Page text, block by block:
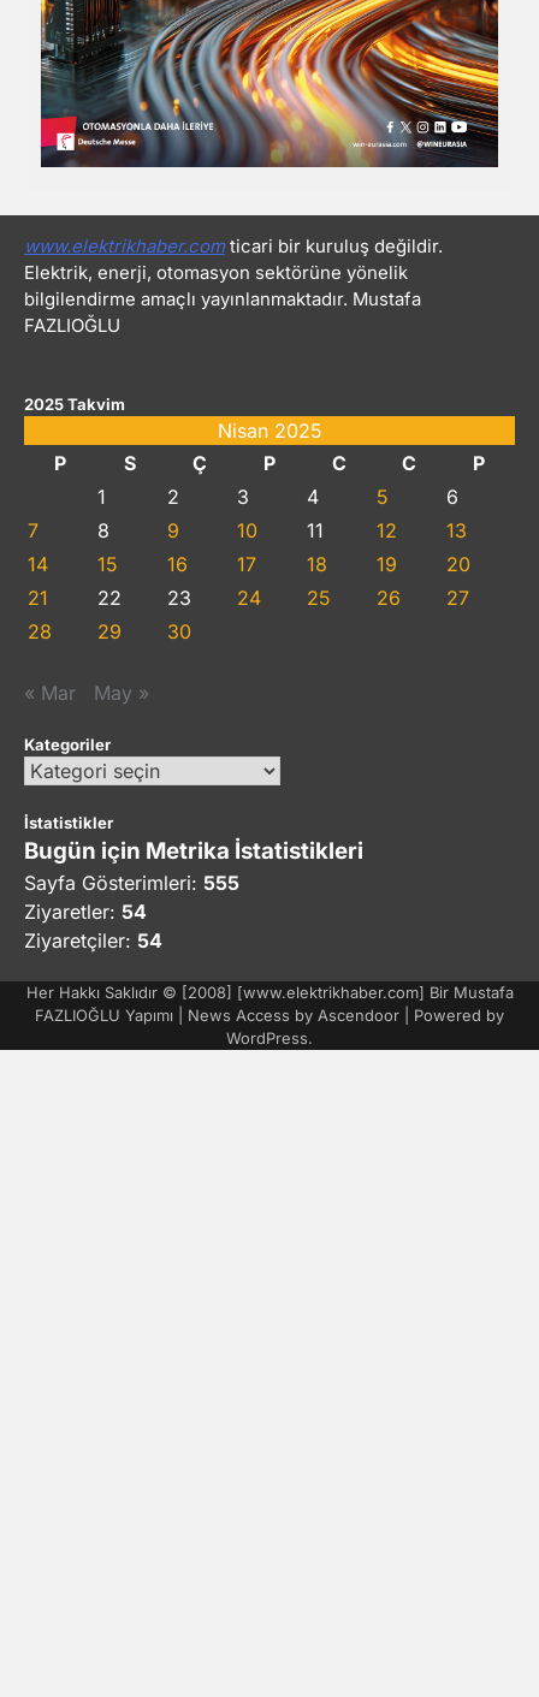
www.elektrikhaber.comticari bir kuruluş değildir.
Elektrik, enerji, otomasyon sektörüne yönelik
bilgilendirme amaçlı yayınlanmaktadır. Mustafa
FAZLIOĞLU
2025 Takvim
Nisan 2025
P
S Ç P C C
P
1
2 3 4 5
6
7
8 9 10 11 12
13
14
15 16 17 18 19
20
21
22 23 24 25 26
27
28
29 30
« Mar May »
Kategoriler
Kategoriler
İstatistikler
Bugün için Metrika İstatistikleri
Sayfa Gösterimleri: 555
Ziyaretler: 54
Ziyaretçiler: 54
Her Hakkı Saklıdır © [2008] [www.elektrikhaber.com] Bir Mustafa
FAZLIOĞLU Yapımı | News Access by Ascendoor | Powered by
WordPress.